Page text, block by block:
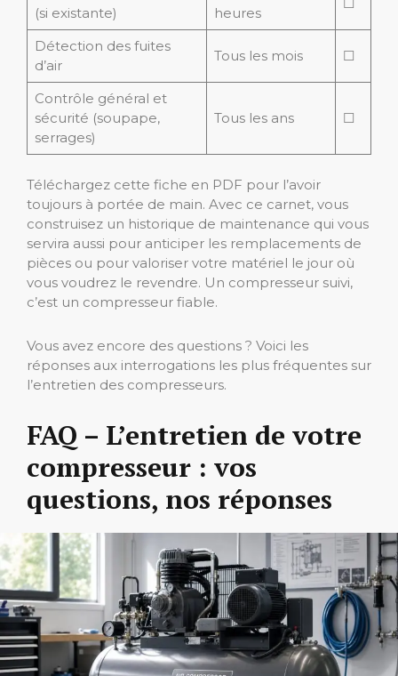
(si existante)
heures
Détection des fuites
d’air
Tous les mois ☐
Contrôle général et
sécurité (soupape,
serrages)
Tous les ans ☐
Téléchargez cette fiche en PDF pour l’avoir
toujours à portée de main. Avec ce carnet, vous
construisez un historique de maintenance qui vous
servira aussi pour anticiper les remplacements de
pièces ou pour valoriser votre matériel le jour où
vous voudrez le revendre. Un compresseur suivi,
c’est un compresseur fiable.
Vous avez encore des questions ? Voici les
réponses aux interrogations les plus fréquentes sur
l’entretien des compresseurs.
FAQ – L’entretien de votre
compresseur : vos
questions, nos réponses